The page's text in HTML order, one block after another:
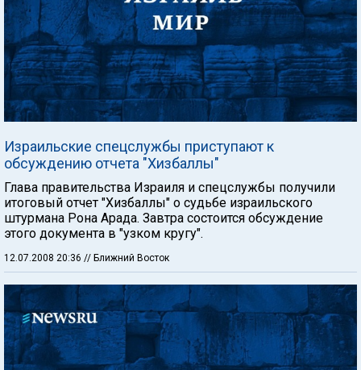
Израильские спецслужбы приступают к
обсуждению отчета "Хизбаллы"
Глава правительства Израиля и спецслужбы получили
итоговый отчет "Хизбаллы" о судьбе израильского
штурмана Рона Арада. Завтра состоится обсуждение
этого документа в "узком кругу".
12.07.2008 20:36 // Ближний Восток